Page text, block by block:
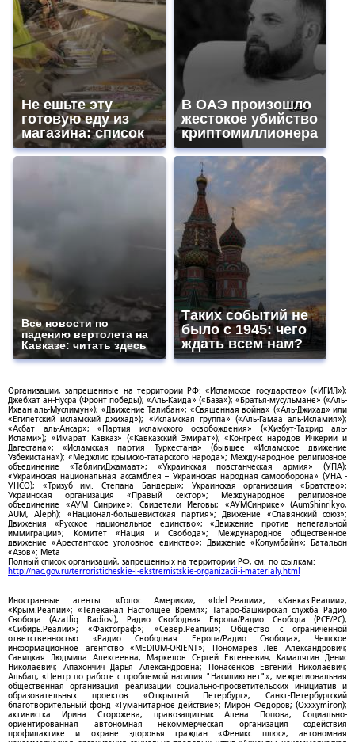
Не ешьте эту
готовую еду из
магазина: список
В ОАЭ произошло
жестокое убийство
криптомиллионера
Все новости по
падению вертолета на
Кавказе: читать здесь
Таких событий не
было с 1945: чего
ждать всем нам?
Организации, запрещенные на территории РФ: «Исламское государство» («ИГИЛ»);
Джебхат ан-Нусра (Фронт победы); «Аль-Каида» («База»); «Братья-мусульмане» («Аль-
Ихван аль-Муслимун»); «Движение Талибан»; «Священная война» («Аль-Джихад» или
«Египетский исламский джихад»); «Исламская группа» («Аль-Гамаа аль-Исламия»);
«Асбат аль-Ансар»; «Партия исламского освобождения» («Хизбут-Тахрир аль-
Ислами»); «Имарат Кавказ» («Кавказский Эмират»); «Конгресс народов Ичкерии и
Дагестана»; «Исламская партия Туркестана» (бывшее «Исламское движение
Узбекистана»); «Меджлис крымско-татарского народа»; Международное религиозное
объединение «ТаблигиДжамаат»; «Украинская повстанческая армия» (УПА);
«Украинская национальная ассамблея – Украинская народная самооборона» (УНА -
УНСО); «Тризуб им. Степана Бандеры»; Украинская организация «Братство»;
Украинская организация «Правый сектор»; Международное религиозное
объединение «АУМ Синрике»; Свидетели Иеговы; «АУМСинрике» (AumShinrikyo,
AUM, Aleph); «Национал-большевистская партия»; Движение «Славянский союз»;
Движения «Русское национальное единство»; «Движение против нелегальной
иммиграции»; Комитет «Нация и Свобода»; Международное общественное
движение «Арестантское уголовное единство»; Движение «Колумбайн»; Батальон
«Азов»; Meta
Полный список организаций, запрещенных на территории РФ, см. по ссылкам:
http://nac.gov.ru/terroristicheskie-i-ekstremistskie-organizacii-i-materialy.html
Иностранные агенты: «Голос Америки»; «Idel.Реалии»; «Кавказ.Реалии»;
«Крым.Реалии»; «Телеканал Настоящее Время»; Татаро-башкирская служба Радио
Свобода (Azatliq Radiosi); Радио Свободная Европа/Радио Свобода (PCE/PC);
«Сибирь.Реалии»; «Фактограф»; «Север.Реалии»; Общество с ограниченной
ответственностью «Радио Свободная Европа/Радио Свобода»; Чешское
информационное агентство «MEDIUM-ORIENT»; Пономарев Лев Александрович;
Савицкая Людмила Алексеевна; Маркелов Сергей Евгеньевич; Камалягин Денис
Николаевич; Апахончич Дарья Александровна; Понасенков Евгений Николаевич;
Альбац; «Центр по работе с проблемой насилия "Насилию.нет"»; межрегиональная
общественная организация реализации социально-просветительских инициатив и
образовательных проектов «Открытый Петербург»; Санкт-Петербургский
благотворительный фонд «Гуманитарное действие»; Мирон Федоров; (Oxxxymiron);
активистка Ирина Сторожева; правозащитник Алена Попова; Социально-
ориентированная автономная некоммерческая организация содействия
профилактике и охране здоровья граждан «Феникс плюс»; автономная